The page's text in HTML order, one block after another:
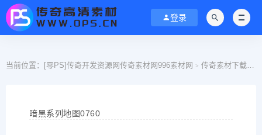
登录
当前位置： [零PS]传奇开发资源网传奇素材网996素材网 > 传奇素材下载
暗黑系列地图0760